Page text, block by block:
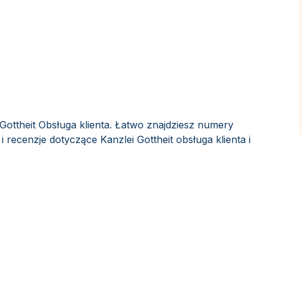
Obsługa klienta. Łatwo znajdziesz numery
dotyczące Kanzlei Gottheit obsługa klienta i